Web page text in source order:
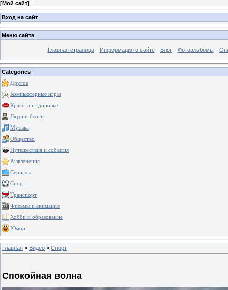
[Мой сайт]
Вход на сайт
Меню сайта
Главная страница Информация о сайте Блог Фотоальбомы
Categories
Другое
Компьютерные игры
Красота и здоровье
Люди и блоги
Музыка
Общество
Путешествия и события
Развлечения
Сериалы
Спорт
Транспорт
Фильмы и анимация
Хобби и образование
Юмор
Главная » Видео » Спорт
Спокойная волна